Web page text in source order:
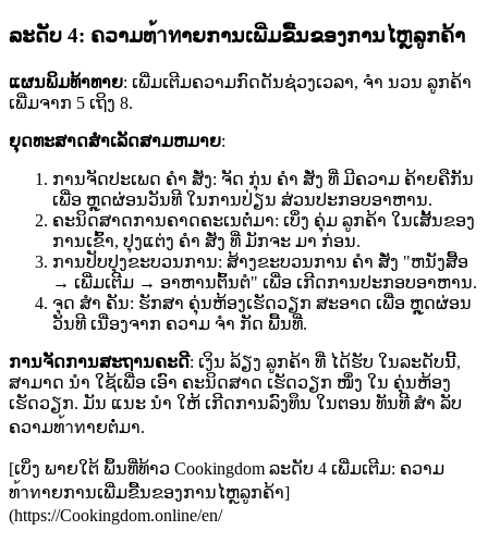
ລະດັບ 4: ຄວາມທ้าทາຍການເພີ່ມຂື້ນຂອງການໄຫຼລູກຄ້າ
ແຜນພິມທ້າທາຍ: ເພີ່ມເຕີມຄວາມກົດດັນຊ່ວງເວລາ, ຈຳ ນວນ ລູກຄ້າ
ເພີ່ມຈາກ 5 ເຖິງ 8.
ຍຸດທະສາດສໍາເລັດສາມຫມາຍ:
ການຈັດປະເພດ ຄຳ ສັ່ງ: ຈັດ ກຸ່ນ ຄຳ ສັ່ງ ທີ່ ມີຄວາມ ຄ້າຍຄືກັນ
ເພື່ອ ຫຼຸດຜ່ອນວັນທີ ໃນການປ່ຽນ ສ່ວນປະກອບອາຫານ.
ຄະນິດສາດການຄາດຄະເນຕໍ່ມາ: ເບິ່ງ ຄຸ່ມ ລູກຄ້າ ໃນເສັ້ນຂອງ
ການເຂົ້າ, ປຸງແຕ່ງ ຄຳ ສັ່ງ ທີ່ ມັກຈະ ມາ ກ່ອນ.
ການປັບປຸງຂະບວນການ: ສ້າງຂະບວນການ ຄຳ ສັ່ງ "ຫນັງສື້ອ
→ ເພີ່ມເຕີມ → ອາຫານຕົ້ນຕໍ" ເພື່ອ ເກີດການປະກອບອາຫານ.
ຈຸດ ສຳ ຄັນ: ຮັກສາ ຄຸ່ນຫ້ອງເຮັດວຽກ ສະອາດ ເພື່ອ ຫຼຸດຜ່ອນ
ວັນທີ ເນື່ອງຈາກ ຄວາມ ຈຳ ກັດ ພື້ນທີ່.
ການຈັດການສະຖານຄະດີ: ເງິນ ລ້ຽງ ລູກຄ້າ ທີ່ ໄດ້ຮັບ ໃນລະດັບນີ້,
ສາມາດ ນຳ ໃຊ້ເພື່ອ ເອົາ ຄະນິດສາດ ເຮັດວຽກ ໜຶ່ງ ໃນ ຄຸ່ນຫ້ອງ
ເຮັດວຽກ. ມັນ ແນະ ນຳ ໃຫ້ ເກີດການລົງທຶນ ໃນຕອນ ທັນທີ ສຳ ລັບ
ຄວາມທ้าทາຍຕໍ່ມາ.
[ເບິ່ງ ພາຍໃຕ້ ພຶ້ນທີ່ທ້າວ Cookingdom ລະດັບ 4 ເພີ່ມເຕີມ: ຄວາມ
ທ้าทາຍການເພີ່ມຂື້ນຂອງການໄຫຼລູກຄ້າ]
(https://Cookingdom.online/en/